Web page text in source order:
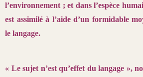
l’environnement ; et dans l’espèce
est assimilé à l’aide d’un formidable
le langage.
« Le sujet n’est qu’effet du langage »,